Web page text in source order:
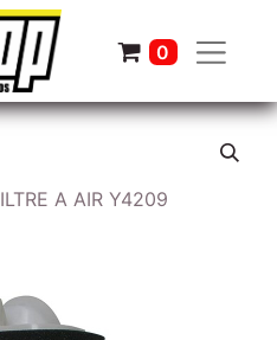
0
MIW FILTRE A AIR Y4209